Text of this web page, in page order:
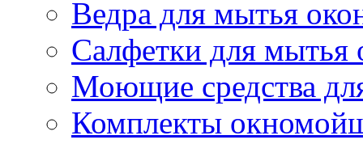
Ведра для мытья
Салфетки для мытья
Моющие средства
Комплекты